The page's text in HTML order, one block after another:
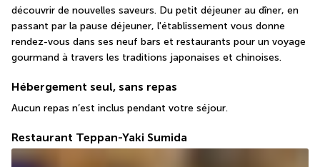
découvrir de nouvelles saveurs. Du petit déjeuner au dîner, en
passant par la pause déjeuner, l'établissement vous donne
rendez-vous dans ses neuf bars et restaurants pour un voyage
gourmand à travers les traditions japonaises et chinoises.
Hébergement seul, sans repas
Aucun repas n’est inclus pendant votre séjour.
Restaurant Teppan-Yaki Sumida